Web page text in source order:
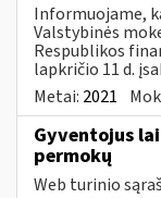
Informuojame,
Valstybinės
Respublikos
lapkričio 11 d.
Metai: 2021
Gyventojus
permokų
Web turinio